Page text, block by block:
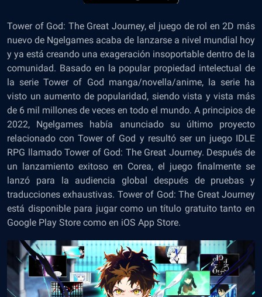
Tower of God: The Great Journey, el juego de rol en 2D más
nuevo de Ngelgames acaba de lanzarse a nivel mundial hoy
y ya está creando una exageración insoportable dentro de la
comunidad. Basado en la popular propiedad intelectual de
la serie Tower of God manga/novella/anime, la serie ha
visto un aumento de popularidad, siendo vista y vista más
de 6 mil millones de veces en todo el mundo. A principios de
2022, Ngelgames había anunciado su último proyecto
relacionado con Tower of God y resultó ser un juego IDLE
RPG llamado Tower of God: The Great Journey. Después de
un lanzamiento exitoso en Corea, el juego finalmente se
lanzó para la audiencia global después de pruebas y
traducciones exhaustivas. Tower of God: The Great Journey
está disponible para jugar como un título gratuito tanto en
Google Play Store como en iOS App Store.